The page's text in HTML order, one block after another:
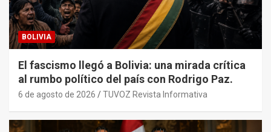
BOLIVIA
El fascismo llegó a Bolivia: una mirada crítica
al rumbo político del país con Rodrigo Paz.
6 de agosto de 2026 TUVOZ Revista Informativa